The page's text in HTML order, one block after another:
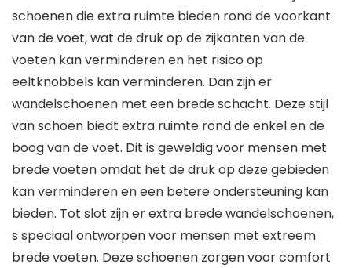
schoenen die extra ruimte bieden rond de voorkant
van de voet, wat de druk op de zijkanten van de
voeten kan verminderen en het risico op
eeltknobbels kan verminderen. Dan zijn er
wandelschoenen met een brede schacht. Deze stijl
van schoen biedt extra ruimte rond de enkel en de
boog van de voet. Dit is geweldig voor mensen met
brede voeten omdat het de druk op deze gebieden
kan verminderen en een betere ondersteuning kan
bieden. Tot slot zijn er extra brede wandelschoenen,
s speciaal ontworpen voor mensen met extreem
brede voeten. Deze schoenen zorgen voor comfort